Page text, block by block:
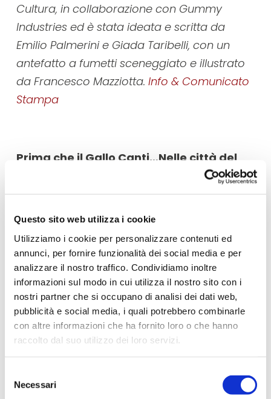
Questo sito web utilizza i cookie
Utilizziamo i cookie per personalizzare contenuti ed
annunci, per fornire funzionalità dei social media e per
analizzare il nostro traffico. Condividiamo inoltre
informazioni sul modo in cui utilizza il nostro sito con i
nostri partner che si occupano di analisi dei dati web,
pubblicità e social media, i quali potrebbero combinarle
con altre informazioni che ha fornito loro o che hanno
raccolto dal suo utilizzo dei loro servizi.
l'informativa sulla
Cookie Policy
delNecessari
Cultura, in collaborazione con Gummy
Industries ed è stata ideata e scritta da
Emilio Palmerini e Giada Taribelli, con un
antefatto a fumetti sceneggiato e illustrato
da Francesco Mazziotta. Info & Comunicato
Stampa
Prima che il Gallo Canti…Nelle città del
Vivi incredibili sessioni di gioco dal ruolo
Sabato 18 novembre 2023, all’interno della
Basilica di San Salvatoredi Brescia, per la
prima volta in Italial’evento “Prima che il
gallo canti”, andato sold out in 24 ore è
stata una giornata incredibile all’insegna
Rivivi con Noi alcuni momenti della giornata